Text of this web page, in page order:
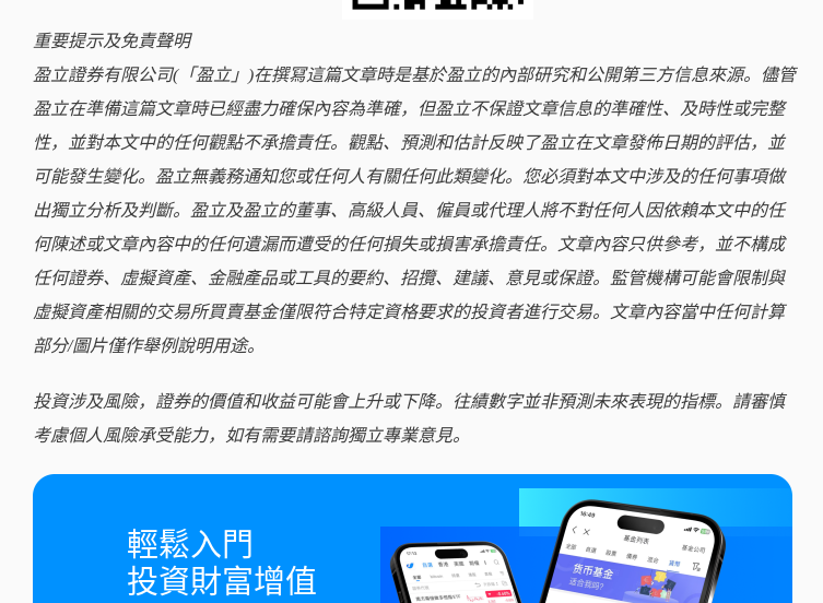
重要提示及免責聲明
盈立證券有限公司(「盈立」)在撰冩這篇文章時是基於盈立的內部研究和公開第三方信息來源。儘管
盈立在準備這篇文章時已經盡力確保內容為準確，但盈立不保證文章信息的準確性、及時性或完整
性，並對本文中的任何觀點不承擔責任。觀點、預測和估計反映了盈立在文章發佈日期的評估，並
可能發生變化。盈立無義務通知您或任何人有關任何此類變化。您必須對本文中涉及的任何事項做
出獨立分析及判斷。盈立及盈立的董事、高級人員、僱員或代理人將不對任何人因依賴本文中的任
何陳述或文章內容中的任何遺漏而遭受的任何損失或損害承擔責任。文章內容只供參考，並不構成
任何證券、虛擬資產、金融產品或工具的要約、招攬、建議、意見或保證。監管機構可能會限制與
虛擬資產相關的交易所買賣基金僅限符合特定資格要求的投資者進行交易。文章內容當中任何計算
部分/圖片僅作舉例說明用途。
投資涉及風險，證券的價值和收益可能會上升或下降。往績數字並非預測未來表現的指標。請審慎
考慮個人風險承受能力，如有需要請諮詢獨立專業意見。
輕鬆入門
投資財富增值